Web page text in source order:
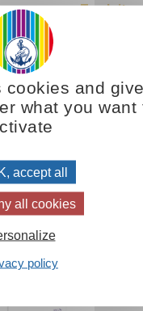
Traduit
Musik. Wenn das
die von einem
cookies and
what you want
accept all
all cookies
policy